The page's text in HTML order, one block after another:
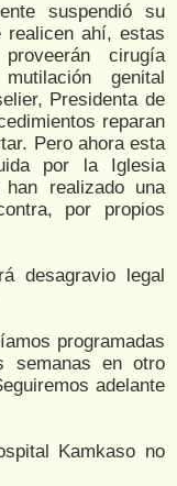
suspendió su
realicen ahí, estas
cirugía
genital
Presidenta de
reparan
Pero ahora esta
por la Iglesia
realizado una
por propios
desagravio legal
programadas
semanas en otro
adelante
Kamkaso no